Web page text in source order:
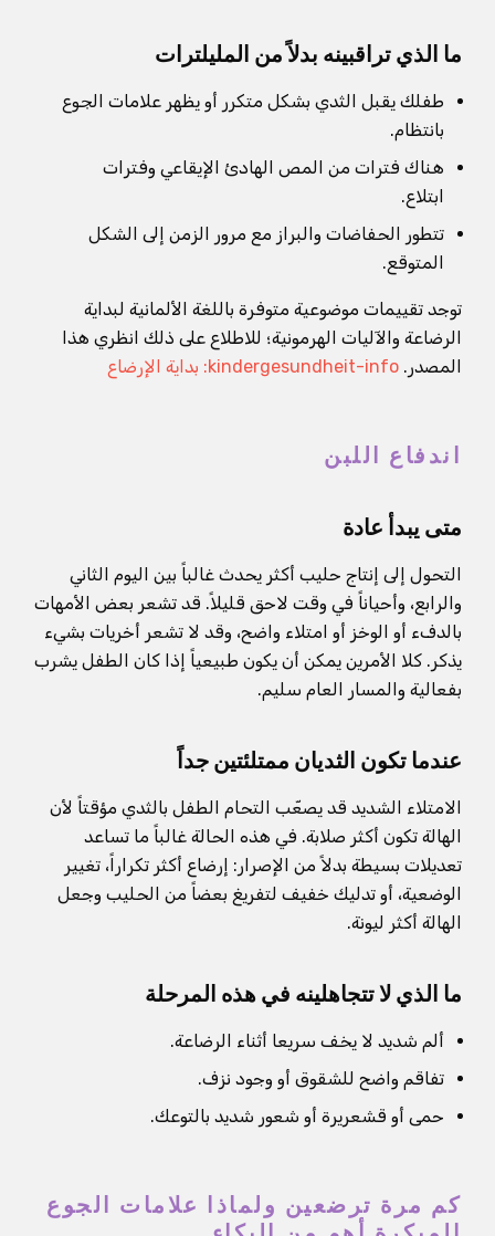
ما الذي تراقبينه بدلاً من المليلترات
طفلك يقبل الثدي بشكل متكرر أو يظهر علامات الجوع
بانتظام.
هناك فترات من المص الهادئ الإيقاعي وفترات
ابتلاع.
تتطور الحفاضات والبراز مع مرور الزمن إلى الشكل
المتوقع.
توجد تقييمات موضوعية متوفرة باللغة الألمانية لبداية
الرضاعة والآليات الهرمونية؛ للاطلاع على ذلك انظري هذا
المصدر. kindergesundheit-info: بداية الإرضاع
اندفاع اللبن
متى يبدأ عادة
التحول إلى إنتاج حليب أكثر يحدث غالباً بين اليوم الثاني
والرابع، وأحياناً في وقت لاحق قليلاً. قد تشعر بعض الأمهات
بالدفء أو الوخز أو امتلاء واضح، وقد لا تشعر أخريات بشيء
يذكر. كلا الأمرين يمكن أن يكون طبيعياً إذا كان الطفل يشرب
بفعالية والمسار العام سليم.
عندما تكون الثديان ممتلئتين جداً
الامتلاء الشديد قد يصعّب التحام الطفل بالثدي مؤقتاً لأن
الهالة تكون أكثر صلابة. في هذه الحالة غالباً ما تساعد
تعديلات بسيطة بدلاً من الإصرار: إرضاع أكثر تكراراً، تغيير
الوضعية، أو تدليك خفيف لتفريغ بعضاً من الحليب وجعل
الهالة أكثر ليونة.
ما الذي لا تتجاهلينه في هذه المرحلة
ألم شديد لا يخف سريعا أثناء الرضاعة.
تفاقم واضح للشقوق أو وجود نزف.
حمى أو قشعريرة أو شعور شديد بالتوعك.
كم مرة ترضعين ولماذا علامات الجوع